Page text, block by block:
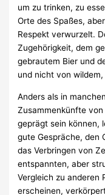
um zu trinken, zu
Orte des Spaßes,
Respekt verwurzelt.
Zugehörigkeit, dem
gebrautem Bier und
und nicht von
Anders als in
Zusammenkünfte
geprägt sein können,
gute Gespräche, den
das Verbringen von
entspannten, aber
Vergleich zu anderen
erscheinen,